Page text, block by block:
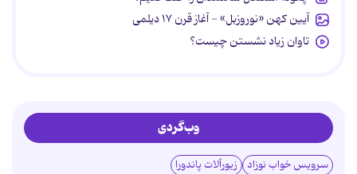
آیین کهن «نوروزبل» - آغاز قرن ۱۷ دیلمی
تاوان زیاد نشستن چیست؟
وب‌گردی
سرویس خواب نوزاد زیورآلات پاندورا